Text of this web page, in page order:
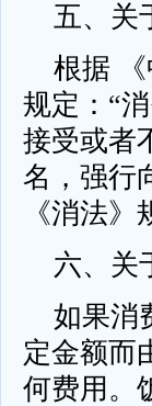
五、关
根据 《
规定：“
接受或者
名，强行
《消法
六、关
如果消
定金额而
何费用。